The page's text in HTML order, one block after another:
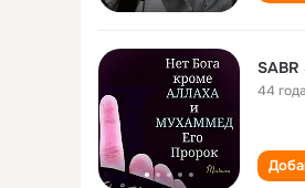
SABR
44 года